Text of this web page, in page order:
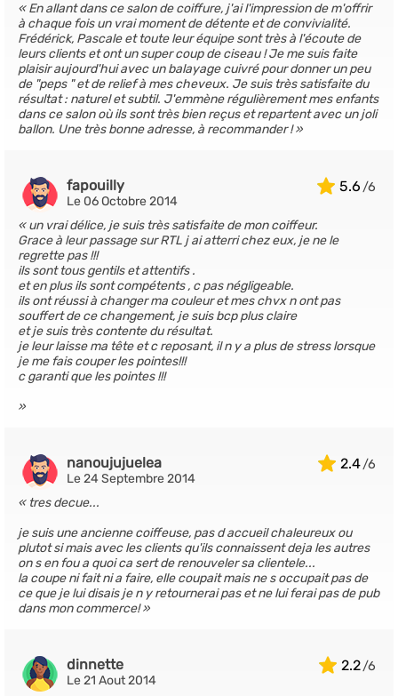
En allant dans ce salon de coiffure, j'ai l'impression de m'offrir
à chaque fois un vrai moment de détente et de convivialité.
Frédérick, Pascale et toute leur équipe sont très à l'écoute de
leurs clients et ont un super coup de ciseau ! Je me suis faite
plaisir aujourd'hui avec un balayage cuivré pour donner un peu
de "peps " et de relief à mes cheveux. Je suis très satisfaite du
résultat : naturel et subtil. J'emmène régulièrement mes enfants
dans ce salon où ils sont très bien reçus et repartent avec un joli
ballon. Une très bonne adresse, à recommander !
5.6
fapouilly
Le 06 Octobre 2014
un vrai délice, je suis très satisfaite de mon coiffeur.
Grace à leur passage sur RTL j ai atterri chez eux, je ne le
regrette pas !!!
ils sont tous gentils et attentifs .
et en plus ils sont compétents , c pas négligeable.
ils ont réussi à changer ma couleur et mes chvx n ont pas
souffert de ce changement, je suis bcp plus claire
et je suis très contente du résultat.
je leur laisse ma tête et c reposant, il n y a plus de stress lorsque
je me fais couper les pointes!!!
c garanti que les pointes !!!
2.4
nanoujujuelea
Le 24 Septembre 2014
tres decue...
je suis une ancienne coiffeuse, pas d accueil chaleureux ou
plutot si mais avec les clients qu'ils connaissent deja les autres
on s en fou a quoi ca sert de renouveler sa clientele...
la coupe ni fait ni a faire, elle coupait mais ne s occupait pas de
ce que je lui disais je n y retournerai pas et ne lui ferai pas de pub
dans mon commerce!
2.2
dinnette
Le 21 Aout 2014